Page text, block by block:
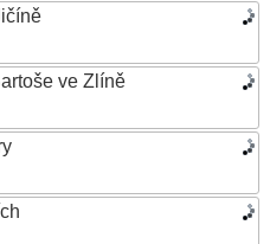
ve Zlíně